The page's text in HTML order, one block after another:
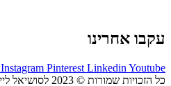
עקבו אחרינו
Instagram Pinterest Linkedin Youtube
כל הזכויות שמורות © 2023 לסושיאל ליידי